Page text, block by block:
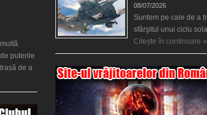
puterile
de a
08/07/2026
Suntem pe cale de a
sfârşitul unui ciclu
Citește în continuare »